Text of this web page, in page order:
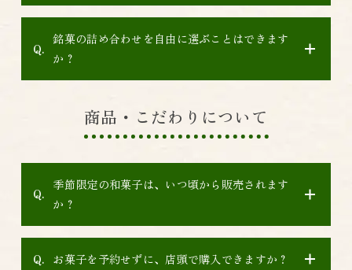
銘菓の詰め合わせを自由に選ぶことはできます
か？
商品・こだわりについて
季節限定の和菓子は、いつ頃から販売されます
か？
お菓子を予約せずに、店頭で購入できますか？